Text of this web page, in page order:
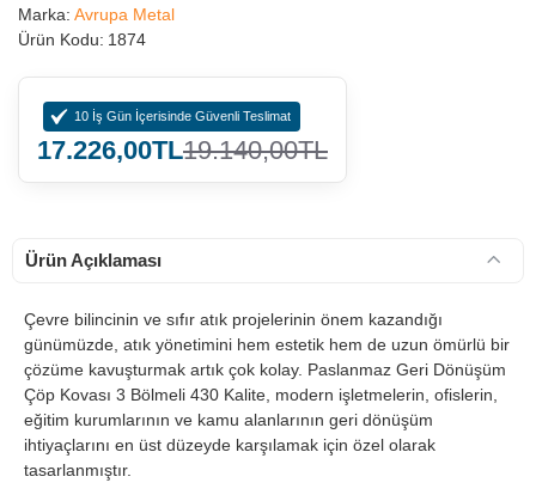
Marka: Avrupa Metal
Ürün Kodu: 1874
10 İş Gün İçerisinde Güvenli Teslimat
17.226,00TL19.140,00TL
Ürün Açıklaması
Çevre bilincinin ve sıfır atık projelerinin önem kazandığı
günümüzde, atık yönetimini hem estetik hem de uzun ömürlü bir
çözüme kavuşturmak artık çok kolay. Paslanmaz Geri Dönüşüm
Çöp Kovası 3 Bölmeli 430 Kalite, modern işletmelerin, ofislerin,
eğitim kurumlarının ve kamu alanlarının geri dönüşüm
ihtiyaçlarını en üst düzeyde karşılamak için özel olarak
tasarlanmıştır.